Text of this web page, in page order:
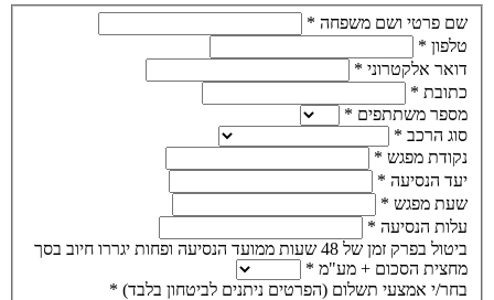
שם פרטי ושם משפחה *
טלפון *
דואר אלקטרוני *
כתובת *
מספר משתתפים *
סוג הרכב *
נקודת מפגש *
יעד הנסיעה *
שעת מפגש *
עלות הנסיעה *
ביטול בפרק זמן של 48 שעות ממועד הנסיעה ופחות יגררו חיוב בסך
מחצית הסכום + מע"מ *
בחר/י אמצעי תשלום (הפרטים ניתנים לביטחון בלבד) *